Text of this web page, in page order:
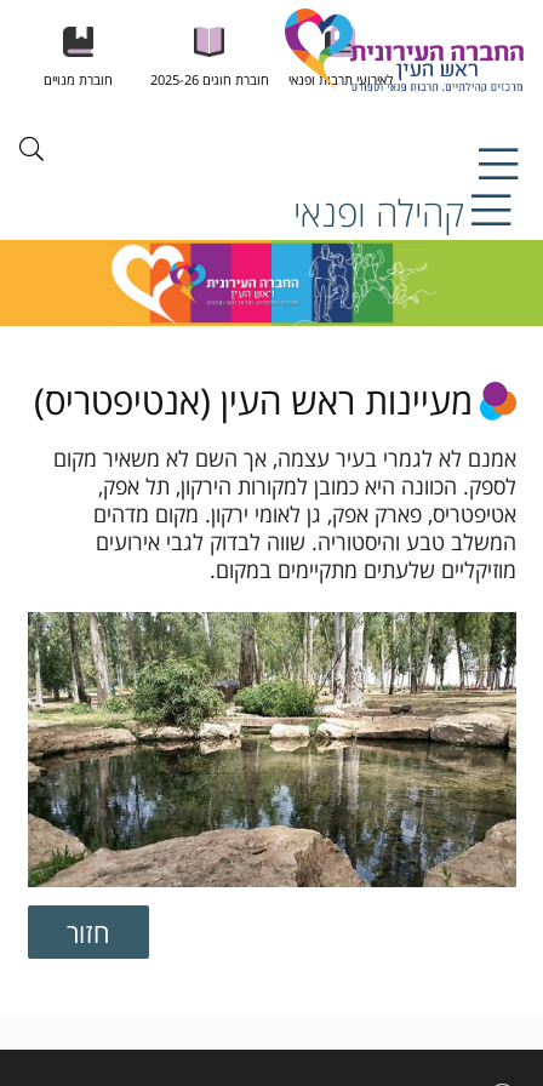
לאירועי תרבות ופנאי חוברת חוגים 2025-26 חוברת מנויים
קהילה ופנאי
מעיינות ראש העין (אנטיפטריס)
אמנם לא לגמרי בעיר עצמה, אך השם לא משאיר מקום
לספק. הכוונה היא כמובן למקורות הירקון, תל אפק,
אטיפטריס, פארק אפק, גן לאומי ירקון. מקום מדהים
המשלב טבע והיסטוריה. שווה לבדוק לגבי אירועים
מוזיקליים שלעתים מתקיימים במקום.